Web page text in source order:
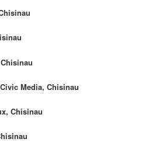
Media, Chisinau
Chisinau